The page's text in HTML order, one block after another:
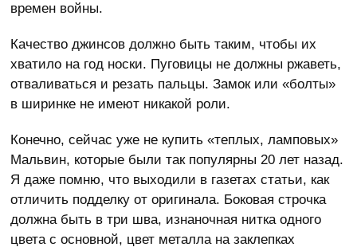
времен войны.
Качество джинсов должно быть таким, чтобы их
хватило на год носки. Пуговицы не должны ржаветь,
отваливаться и резать пальцы. Замок или «болты»
в ширинке не имеют никакой роли.
Конечно, сейчас уже не купить «теплых, ламповых»
Мальвин, которые были так популярны 20 лет назад.
Я даже помню, что выходили в газетах статьи, как
отличить подделку от оригинала. Боковая строчка
должна быть в три шва, изнаночная нитка одного
цвета с основной, цвет металла на заклепках